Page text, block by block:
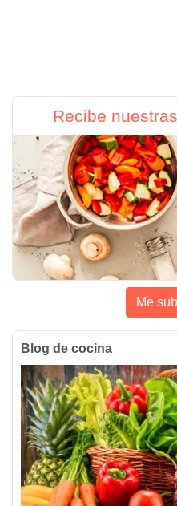
Recibe
Me
Blog de cocina